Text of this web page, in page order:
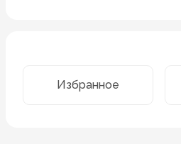
Избранное